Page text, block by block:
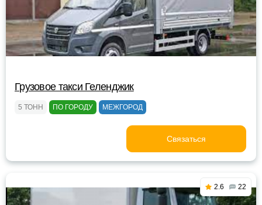
Грузовое такси Геленджик
5 ТОНН ПО ГОРОДУ МЕЖГОРОД
Связаться
2.6 22